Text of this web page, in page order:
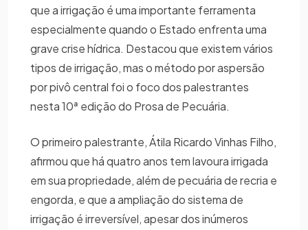
que a irrigação é uma importante ferramenta
especialmente quando o Estado enfrenta uma
grave crise hídrica. Destacou que existem vários
tipos de irrigação, mas o método por aspersão
por pivô central foi o foco dos palestrantes
nesta 10ª edição do Prosa de Pecuária.
O primeiro palestrante, Átila Ricardo Vinhas Filho,
afirmou que há quatro anos tem lavoura irrigada
em sua propriedade, além de pecuária de recria e
engorda, e que a ampliação do sistema de
irrigação é irreversível, apesar dos inúmeros